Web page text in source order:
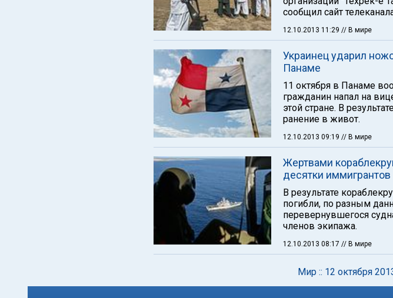
сообщил сайт
12.10.2013 11:29 // В мире
Украинец ударил
Панаме
11 октября в Панаме
гражданин напал на
этой стране. В
ранение в живот.
12.10.2013 09:19 // В мире
Жертвами
десятки иммигрантов
В результате
погибли, по разным
перевернувшегося
членов экипажа.
12.10.2013 08:17 // В мире
Мир :: 12 октября